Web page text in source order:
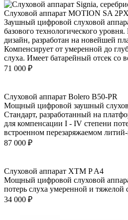
Слуховой аппарат MOTION SA 2PX
Заушный цифровой слуховой
базового технологического
дизайн, разработан на новейшей
Компенсирует от умеренной до
слуха. Имеет батарейный отсек со
71 000 ₽
Слуховой аппарат Bolero B50-PR
Мощный цифровой заушный
Стандарт, разработанный на
для компенсации I - IV степени
встроенном перезаряжаемом
87 000 ₽
Слуховой аппарат XTM P A4
Мощный цифровой слуховой
потерь слуха умеренной и тяжелой
34 000 ₽